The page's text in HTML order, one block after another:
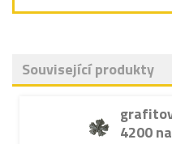
Související produkty
4200